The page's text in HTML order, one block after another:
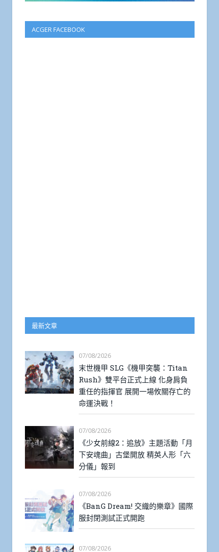
ACGER FACEBOOK
最新文章
07/08/2026
末世機甲 SLG《機甲突襲：Titan
Rush》雙平台正式上線 化身肩負
重任的指揮官 展開一場攸關存亡的
命運決戰！
07/08/2026
《少女前線2：追放》主題活動「月
下安魂曲」古堡開放 精英人形「六
分儀」報到
07/08/2026
《BanG Dream! 交織的樂章》國際
服封閉測試正式開跑
07/08/2026